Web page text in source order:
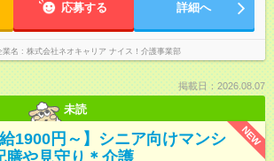
応募する 詳細へ
業名 株式会社ネオキャリア ナイス！介護事業部
掲載日：2026.08.07
未読
NEW
1900円～】シニア向けマンシ
膳や見守り＊介護